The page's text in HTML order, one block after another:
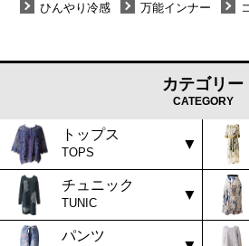
ひんやり冷感 万能インナー
カテゴリー
CATEGORY
トップス
TOPS
チュニック
TUNIC
パンツ